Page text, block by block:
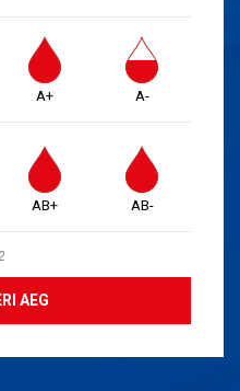
A+ A-
AB+ AB-
AEG